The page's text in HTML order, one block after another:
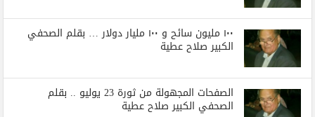
١٠٠ مليون سائح و ١٠٠ مليار دولار … بقلم الصحفي
الكبير صلاح عطية
الصفحات المجهولة من ثورة 23 يوليو .. بقلم
الصحفي الكبير صلاح عطية